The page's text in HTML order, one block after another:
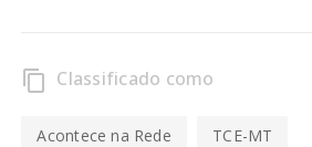
content_copy Classificado como
Acontece na Rede TCE-MT